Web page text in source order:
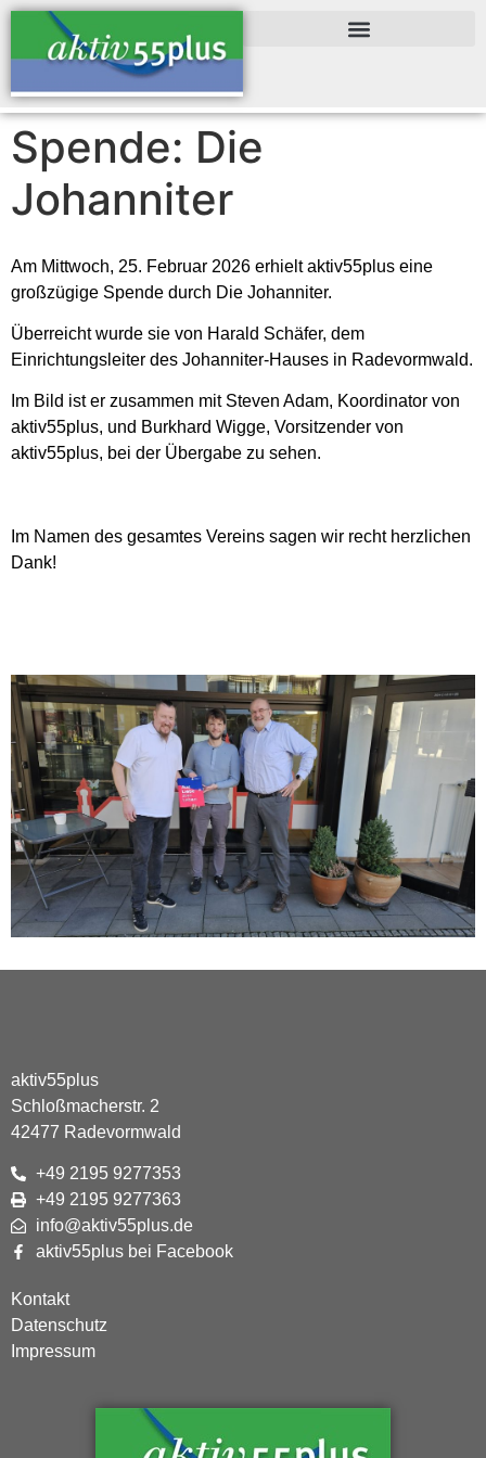
springen
Spende: Die
Johanniter
Am Mittwoch, 25. Februar 2026 erhielt aktiv55plus eine
großzügige Spende durch Die Johanniter.
Überreicht wurde sie von Harald Schäfer, dem
Einrichtungsleiter des Johanniter-Hauses in Radevormwald.
Im Bild ist er zusammen mit Steven Adam, Koordinator von
aktiv55plus, und Burkhard Wigge, Vorsitzender von
aktiv55plus, bei der Übergabe zu sehen.
Im Namen des gesamtes Vereins sagen wir recht herzlichen
Dank!
aktiv55plus
Schloßmacherstr. 2
42477 Radevormwald
+49 2195 9277353
+49 2195 9277363
info@aktiv55plus.de
aktiv55plus bei Facebook
Kontakt
Datenschutz
Impressum